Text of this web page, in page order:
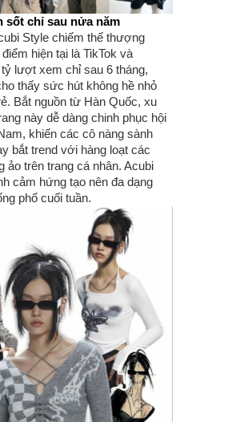
sốt chỉ sau nửa năm
Style chiếm thế thượng
hiện tại là TikTok và
lượt xem chỉ sau 6 tháng,
thấy sức hút không hề nhỏ
Bắt nguồn từ Hàn Quốc, xu
này dễ dàng chinh phục hội
khiến các cô nàng sành
bắt trend với hàng loạt các
ảo trên trang cá nhân. Acubi
cảm hứng tạo nên đa dạng
phố cuối tuần.